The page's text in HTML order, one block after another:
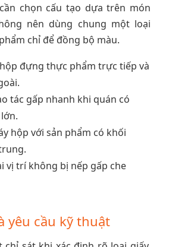
chọn cấu tạo dựa trên món
nên dùng chung một loại
chỉ để đồng bộ màu.
đựng thực phẩm trực tiếp và
tác gấp nhanh khi quán có
hộp với sản phẩm có khối
vị trí không bị nếp gấp che
yêu cầu kỹ thuật